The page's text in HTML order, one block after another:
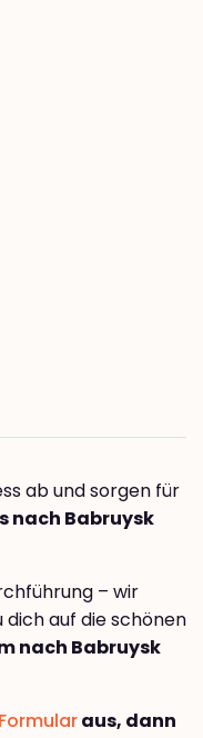
ab und sorgen für
nach Babruysk
– wir
dich auf die schönen
nach Babruysk
aus, dann